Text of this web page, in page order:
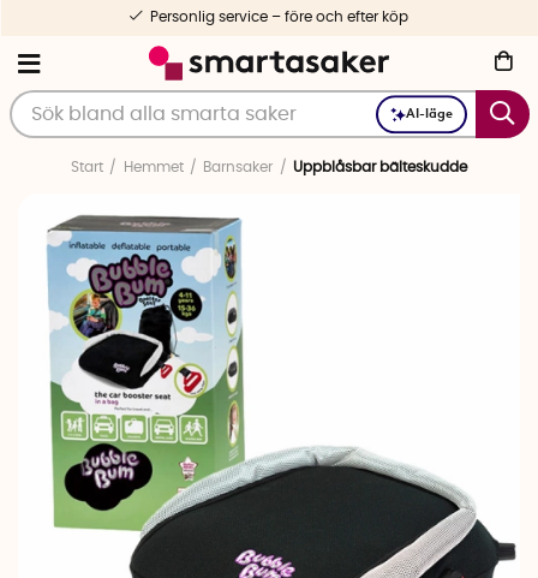
AI-läge
Personlig service – före och efter köp
Start Hemmet Barnsaker Uppblåsbar bälteskudde